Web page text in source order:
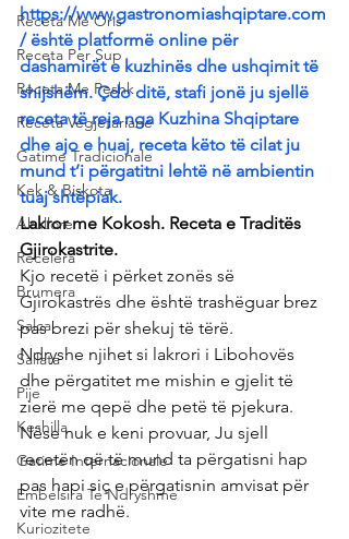
Receta Me Oris
Receta Per Sup
Receta Me Peshk
Receta Vegjetariane
Gatime Tradicionale
Kek & Biskota
Akullore
Recelera
Brumera
Salca
Sallata
Pije
Keshilla
Gatime Internacionale
Embelsira Te Ndryshme
Kuriozitete
https://www.gastronomiashqiptare.com
/ është platformë online për
dashamirët e kuzhinës dhe ushqimit të
shijshëm. Çdo ditë, stafi jonë ju sjellë
receta të reja nga Kuzhina Shqiptare
dhe ajo e huaj, receta këto të cilat ju
mund t’i përgatitni lehtë në ambientin
tuaj shtëpiak.
Lakror me Kokosh. Receta e Traditës
Gjirokastrite.
Kjo recetë i përket zonës së
Gjirokastrës dhe është trashëguar brez
pas brezi për shekuj të tërë.
Ndryshe njihet si lakrori i Libohovës
dhe përgatitet me mishin e gjelit të
zierë me qepë dhe petë të pjekura.
Nëse nuk e keni provuar, Ju sjell
recetën që të mund ta përgatisni hap
pas hapi siç e përgatisnin amvisat për
vite me radhë.